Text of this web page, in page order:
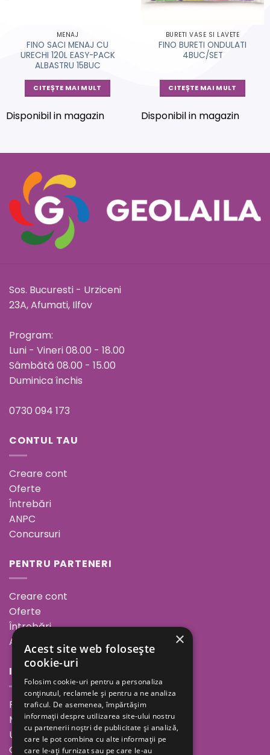
MENAJ
FINO SACI MENAJ CU
URECHI 120L EASY-PACK
ALBASTRU 15BUC
CITEȘTE MAI MULT
Disponibil in magazin
BURETI VASE SI LAVETE
FINO BURETI ONDULATI
4BUC/SET
CITEȘTE MAI MULT
Disponibil in magazin
Sos. Bucuresti - Urziceni
23A, Afumati, Ilfov
Program:
Luni - Vineri 08.00 - 18.00
Sâmbătă 08.00 - 15.00
Duminica închis
0730 094 173
CONTUL TAU
Creare cont
Oferte
Întrebări
ANPC
Concursuri
PENTRU PARTENERI
Creare cont
Oferte
Întrebări
ANPC
INFORMAȚII
Povestea noastră
Minutul de inspirație
Unde ne găsești
Cariere
×
Acest site web folosește
cookie-uri
Folosim cookie-uri pentru a personaliza
conținutul, reclamele și pentru a ne analiza
traficul. De asemenea, împărtășim
informații despre utilizarea site-ului nostru
cu partenerii noștri de publicitate și analiză,
care le pot combina cu alte informații pe
care le-ați furnizat sau pe care le-au